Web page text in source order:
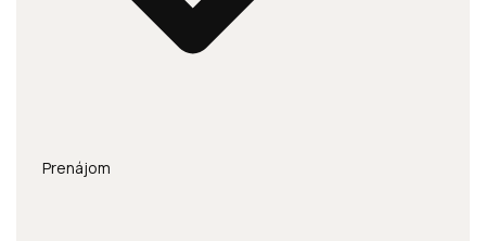
Prenájom